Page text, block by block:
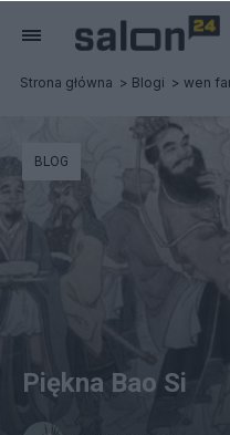
Strona główna Blogi wen
BLOG
Piękna Bao Si